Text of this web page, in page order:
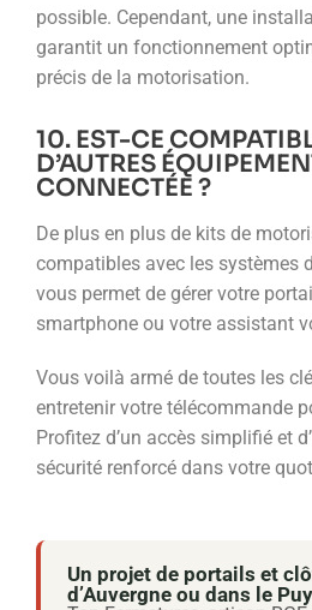
possible. Cependant, une
garantit un fonctionnement
précis de la motorisation.
10. EST-CE
D’AUTRES
CONNECTÉE ?
De plus en plus de kits de
compatibles avec les systèmes
vous permet de gérer votre
smartphone ou votre assistant
Vous voilà armé de toutes les
entretenir votre télécommande
Profitez d’un accès simplifié et
sécurité renforcé dans votre
Un projet de portails et
d’Auvergne ou dans le